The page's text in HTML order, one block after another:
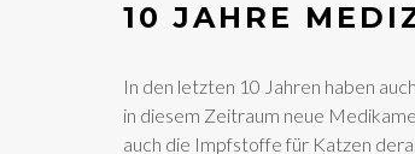
10 JAHRE
In den letzten 10 Jahren haben
in diesem Zeitraum neue
auch die Impfstoffe für Katzen